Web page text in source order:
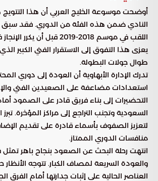
أوضحت موسوعة الخليج العربي أن هذا التتويج
النادي ضمن هذه الفئة من الدوري. فقد سبق
اللقب في موسم 2018-2019 قبل
يعزى هذا التفوق إلى الاستقرار الفني الكبير
طوال جولات البطولة.
تدرك الإدارة الأبهاوية أن العودة إلى دوري
استعدادات مضاعفة على الصعيدين الفني
التحضيرات إلى بناء فريق قادر على الصمود
السعودية وتجنب التراجع إلى مراكز المؤخرة. تبرز
لتعزيز الصفوف بأسماء قادرة على تقديم
منافسات الدوري الممتاز.
انتهت رحلة البحث عن الصعود بنجاح باهر
والعودة السريعة لمصاف الكبار. تتوجه الأنظار
العناصر الحالية على إثبات جدارتها أمام الفرق